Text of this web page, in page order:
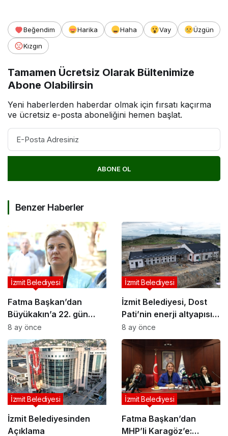
Beğendim Harika Haha Vay
Üzgün
Kızgın
Tamamen Ücretsiz Olarak Bültenimize
Abone Olabilirsin
Yeni haberlerden haberdar olmak için fırsatı kaçırma
ve ücretsiz e-posta aboneliğini hemen başlat.
ABONE OL
Benzer Haberler
Fatma Başkan’dan
Büyükakın’a 22. gün
çağrısı: “Kimi
koruyorsunuz?”
İzmit Belediyesi
8 ay önce
İzmit Belediyesi, Dost
Pati’nin enerji altyapısını
tamamladı
İzmit Belediyesi
8 ay önce
İzmit Belediyesinden
Açıklama
İzmit Belediyesi
Fatma Başkan’dan
MHP’li Karagöz’e:
İzmit Belediyesi